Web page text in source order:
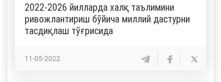
2022-2026 йилларда халқ таълимини
ривожлантириш бўйича миллий дастурни
тасдиқлаш тўғрисида
11-05-2022